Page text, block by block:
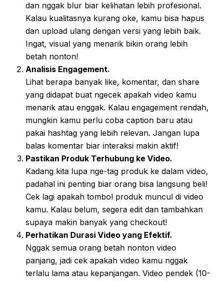
dan nggak blur biar kelihatan lebih profesional.
Kalau kualitasnya kurang oke, kamu bisa hapus
dan upload ulang dengan versi yang lebih baik.
Ingat, visual yang menarik bikin orang lebih
betah nonton!
Analisis Engagement.
Lihat berapa banyak like, komentar, dan share
yang didapat buat ngecek apakah video kamu
menarik atau enggak. Kalau engagement rendah,
mungkin kamu perlu coba caption baru atau
pakai hashtag yang lebih relevan. Jangan lupa
balas komentar biar interaksi makin aktif!
Pastikan Produk Terhubung ke Video.
Kadang kita lupa nge-tag produk ke dalam video,
padahal ini penting biar orang bisa langsung beli!
Cek lagi apakah tombol produk muncul di video
kamu. Kalau belum, segera edit dan tambahkan
supaya makin banyak yang checkout!
Perhatikan Durasi Video yang Efektif.
Nggak semua orang betah nonton video
panjang, jadi cek apakah video kamu nggak
terlalu lama atau kepanjangan. Video pendek (10-